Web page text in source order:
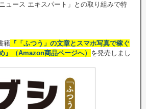
ュース エキスパート」との取り組みで特
籍 『「ふつう」の文章とスマホ写真で稼ぐ
』（Amazon商品ページへ） を発売しまし